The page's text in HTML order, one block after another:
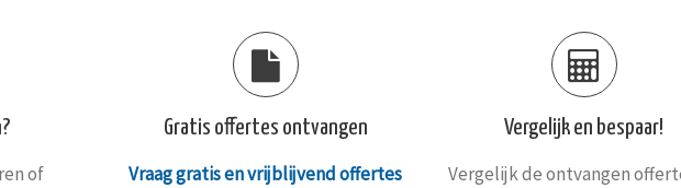
of
Gratis offertes ontvangen
Vraag gratis en vrijblijvend offertes
Vergelijk en bespaar!
Vergelijk de ontvangen